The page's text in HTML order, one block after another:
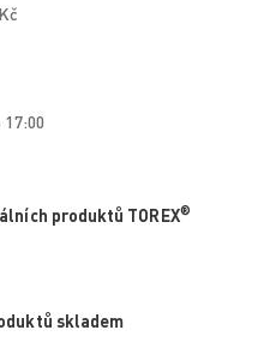
produktů TOREX®
skladem